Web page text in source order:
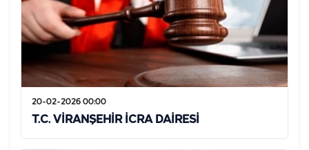
20-02-2026 00:00
T.C. VİRANŞEHİR İCRA DAİRESİ